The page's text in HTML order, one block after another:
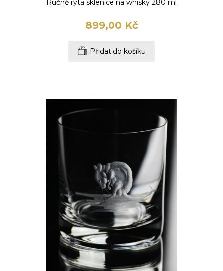
Ručně rytá sklenice na whisky 280 ml
899,00 Kč
Přidat do košíku